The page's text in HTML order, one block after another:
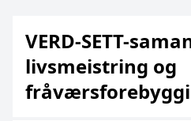
VERD-SETT-
livsmeistring og